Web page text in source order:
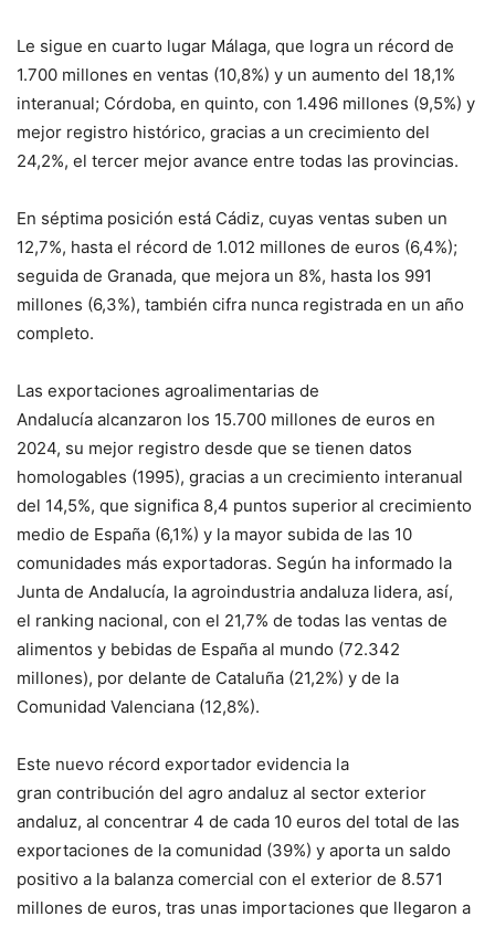
Le sigue en cuarto lugar Málaga, que logra un récord de
1.700 millones en ventas (10,8%) y un aumento del 18,1%
interanual; Córdoba, en quinto, con 1.496 millones (9,5%) y
mejor registro histórico, gracias a un crecimiento del
24,2%, el tercer mejor avance entre todas las provincias.
En séptima posición está Cádiz, cuyas ventas suben un
12,7%, hasta el récord de 1.012 millones de euros (6,4%);
seguida de Granada, que mejora un 8%, hasta los 991
millones (6,3%), también cifra nunca registrada en un año
completo.
Las exportaciones agroalimentarias de
Andalucía alcanzaron los 15.700 millones de euros en
2024, su mejor registro desde que se tienen datos
homologables (1995), gracias a un crecimiento interanual
del 14,5%, que significa 8,4 puntos superioral crecimiento
medio de España (6,1%) y la mayor subida de las 10
comunidades más exportadoras. Según ha informado la
Junta de Andalucía, la agroindustria andaluza lidera, así,
el ranking nacional, con el 21,7% de todas las ventas de
alimentos y bebidas de España al mundo (72.342
millones), por delante de Cataluña (21,2%) y de la
Comunidad Valenciana (12,8%).
Este nuevo récord exportador evidencia la
gran contribución del agro andaluz al sector exterior
andaluz, al concentrar 4 de cada 10 euros del total de las
exportaciones de la comunidad (39%) y aporta un saldo
positivo a la balanza comercial con el exterior de 8.571
millones de euros, tras unas importaciones que llegaron a